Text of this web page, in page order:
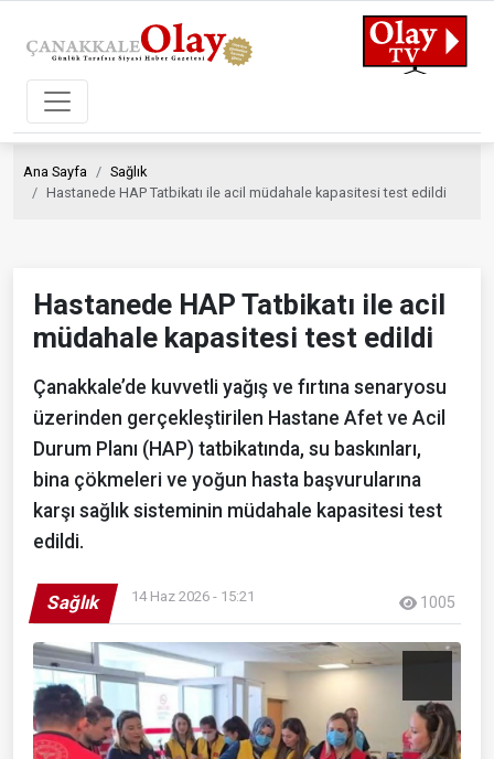
Ana Sayfa
Sağlık
Hastanede HAP Tatbikatı ile acil müdahale kapasitesi test edildi
Hastanede HAP Tatbikatı ile acil
müdahale kapasitesi test edildi
Çanakkale’de kuvvetli yağış ve fırtına senaryosu
üzerinden gerçekleştirilen Hastane Afet ve Acil
Durum Planı (HAP) tatbikatında, su baskınları,
bina çökmeleri ve yoğun hasta başvurularına
karşı sağlık sisteminin müdahale kapasitesi test
edildi.
Sağlık 14 Haz 2026 - 15:21 1005